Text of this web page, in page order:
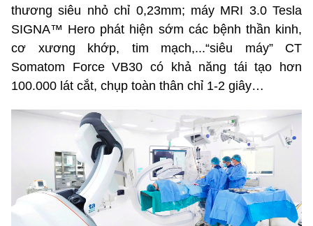
thương siêu nhỏ chỉ 0,23mm; máy MRI 3.0 Tesla
SIGNA™ Hero phát hiện sớm các bệnh thần kinh,
cơ xương khớp, tim mạch,...“siêu máy” CT
Somatom Force VB30 có khả năng tái tạo hơn
100.000 lát cắt, chụp toàn thân chỉ 1-2 giây…